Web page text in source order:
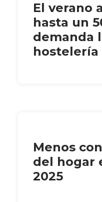
El verano
hasta un
demanda
hostelería
Menos
del hogar
2025